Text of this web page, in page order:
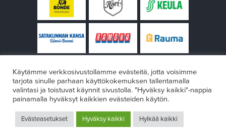
Design:VÄRIKÄS
Käytämme verkkosivustollamme evästeitä, jotta voisimme
tarjota sinulle parhaan käyttökokemuksen tallentamalla
valintasi ja toistuvat käynnit sivustolla. "Hyväksy kaikki"-nappia
painamalla hyväksyt kaikkien evästeiden käytön.
Evästeasetukset Hyväksy kaikki Hylkää kaikki